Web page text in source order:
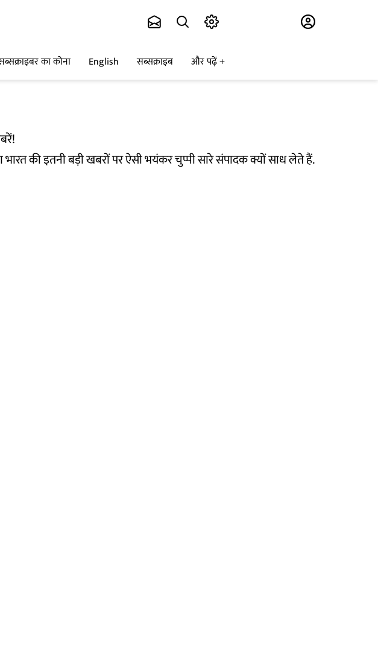
का कोना English सब्सक्राइब और पढ़ें
की इतनी बड़ी खबरों पर ऐसी भयंकर चुप्पी सारे संपादक क्यों साध लेते हैं.